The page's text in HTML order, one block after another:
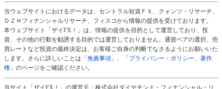
当ウェブサイトにおけるデータは、セントラル短資ＦＸ、クォンツ・リサーチ、
ＤＺＨフィナンシャルリサーチ、フィスコから情報の提供を受けております。
本ウェブサイト「ザイFX！」は、情報の提供を目的として運営しており、投
資、その他の行動を勧誘する目的では運営しておりません。通貨ペアの選択、売
買レートなど投資の最終決定は、お客様ご自身の判断でなさるようにお願いいた
します。さらに詳しいことは 「免責事項」
「プライバシー・ポリシー、著作
権」 のページをご確認ください。
当サイト「ザイFX！」の運営元：株式会社ダイヤモンド・フィナンシャル・リ